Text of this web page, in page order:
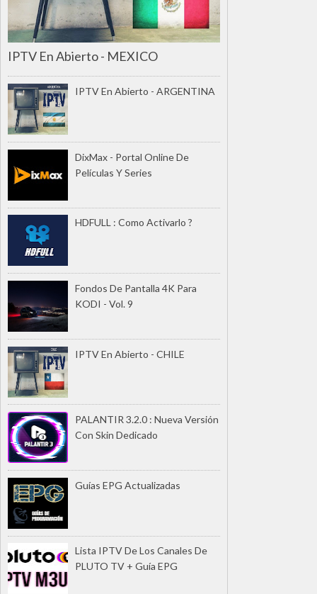
IPTV En Abierto - MEXICO
IPTV En Abierto - ARGENTINA
DixMax - Portal Online De
Películas Y Series
HDFULL : Como Activarlo ?
Fondos De Pantalla 4K Para
KODI - Vol. 9
IPTV En Abierto - CHILE
PALANTIR 3.2.0 : Nueva Versión
Con Skin Dedicado
Guías EPG Actualizadas
Lista IPTV De Los Canales De
PLUTO TV + Guía EPG